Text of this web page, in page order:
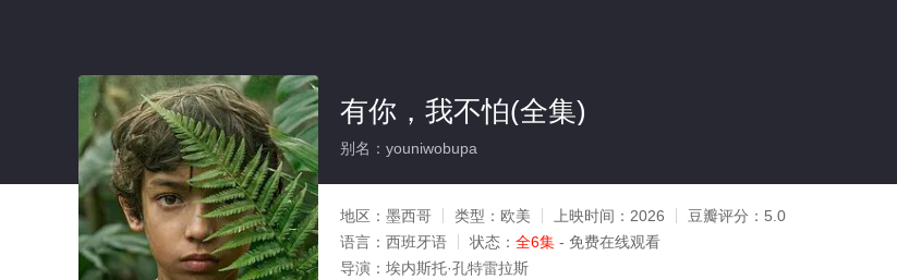
有你，我不怕(全集)
别名：youniwobupa
地区： 墨西哥 类型： 欧美 上映时间： 2026 豆瓣评分： 5.0
语言： 西班牙语 状态： 全6集 - 免费在线观看
导演： 埃内斯托·孔特雷拉斯